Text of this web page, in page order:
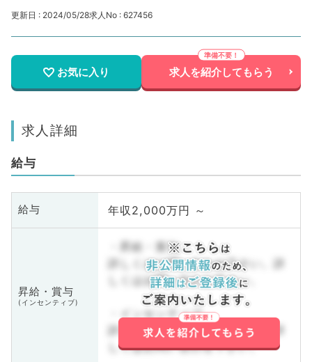
更新日 : 2024/05/28求人No : 627456
お気に入り 求人を紹介してもらう
求人詳細
給与
給与 年収2,000万円 ～
昇給・賞与
(インセンティブ)
・昇給・賞与
詳しくはお問い合わせ下さい。詳
しくはお問い合わせ下さい。
・インセンティブ
詳しくはお問い合わせ下さい。詳
しくはお問い合わせ下さい。